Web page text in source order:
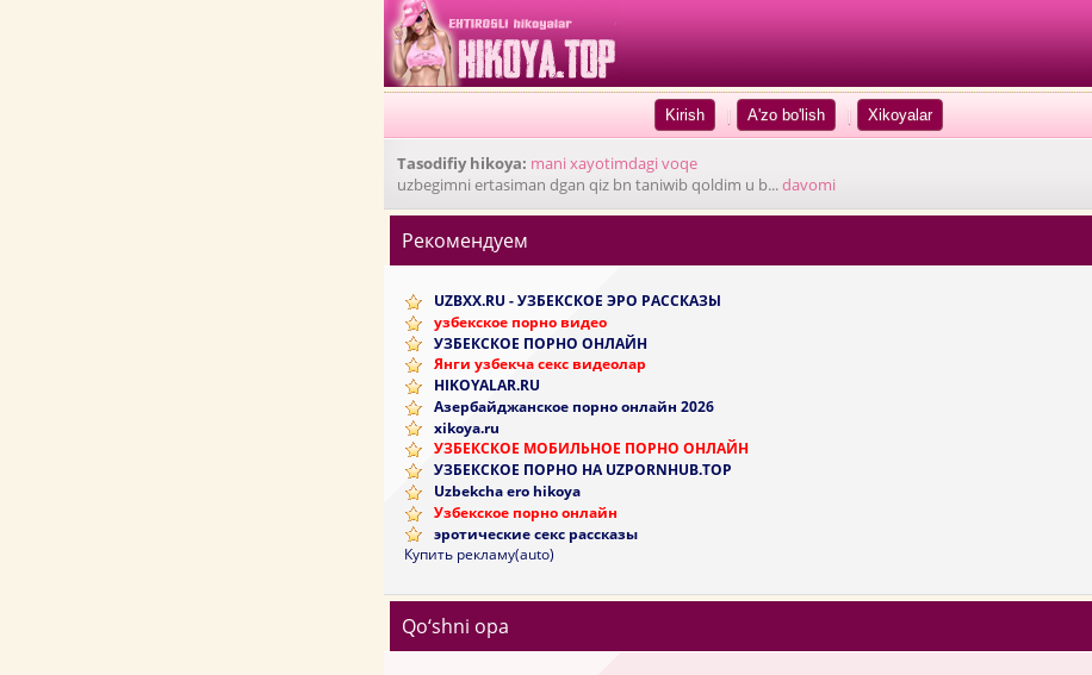
| |
Tasodifiy hikoya: mani xayotimdagi voqe
uzbegimni ertasiman dgan qiz bn taniwib qoldim u b...davomi
Рекомендуем
UZBXX.RU - УЗБЕКСКОЕ ЭРО РАССКАЗЫ
узбекское порно видео
УЗБЕКСКОЕ ПОРНО ОНЛАЙН
Янги узбекча секс видеолар
HIKOYALAR.RU
Азербайджанское порно онлайн 2026
xikoya.ru
УЗБЕКСКОЕ МОБИЛЬНОЕ ПОРНО ОНЛАЙН
УЗБЕКСКОЕ ПОРНО НА UZPORNHUB.TOP
Uzbekcha ero hikoya
Узбекское порно онлайн
эротические секс рассказы
Купить рекламу(auto)
Qo‘shni opa